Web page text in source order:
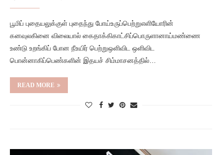
பூமிப் புதையலுக்குள் புதைந்து போய்உருப்பெற்றுஎளியோரின்
கனவுலகினை விலையால் கைதாக்கிகாட்சிப்பொருளானாய்மண்ணை
உண்டு உறங்கிப் போன நீஉயிர் பெற்றுஒளிவிட ஒளிவிட
பொன்னாகிப்பெண்களின் இதயச் சிம்மாசனத்தில்…
READ MORE